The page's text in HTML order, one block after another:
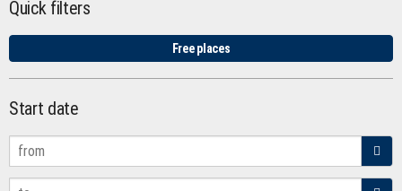
Quick filters
Free places
Start date